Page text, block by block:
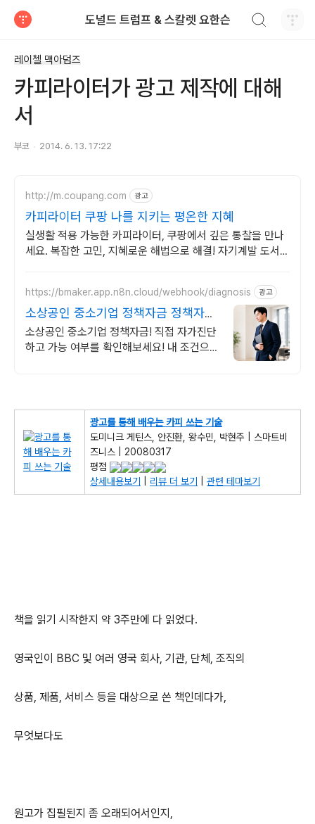
도널드 트럼프 & 스칼렛 요한슨
레이첼 맥아덤즈
카피라이터가 광고 제작에 대해
서
부코 2014. 6. 13. 17:22
http://m.coupang.com 광고
카피라이터 쿠팡 나를 지키는 평온한 지혜
실생활 적용 가능한 카피라이터, 쿠팡에서 깊은 통찰을 만나
세요. 복잡한 고민, 지혜로운 해법으로 해결! 자기계발 도서,
https://bmaker.app.n8n.cloud/webhook/diagnosis 광고
소상공인 중소기업 정책자금 정책자금
1분 무료 자가진단
소상공인 중소기업 정책자금! 직접 자가진단
하고 가능 여부를 확인해보세요! 내 조건으로
광고를 통해 배우는 카피 쓰는 기술
도미니크 게틴스, 안진환, 왕수민, 박현주 | 스마트비
즈니스 | 20080317
평점
상세내용보기
리뷰 더 보기 관련 테마보기
책을 읽기 시작한지 약 3주만에 다 읽었다.
영국인이 BBC 및 여러 영국 회사, 기관, 단체, 조직의
상품, 제품, 서비스 등을 대상으로 쓴 책인데다가,
무엇보다도
원고가 집필된지 좀 오래되어서인지,